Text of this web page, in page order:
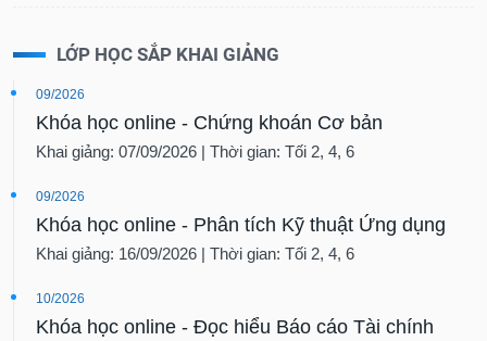
LỚP HỌC SẮP KHAI GIẢNG
09/2026
Khóa học online - Chứng khoán Cơ bản
Khai giảng: 07/09/2026 | Thời gian: Tối 2, 4, 6
09/2026
Khóa học online - Phân tích Kỹ thuật Ứng dụng
Khai giảng: 16/09/2026 | Thời gian: Tối 2, 4, 6
10/2026
Khóa học online - Đọc hiểu Báo cáo Tài chính